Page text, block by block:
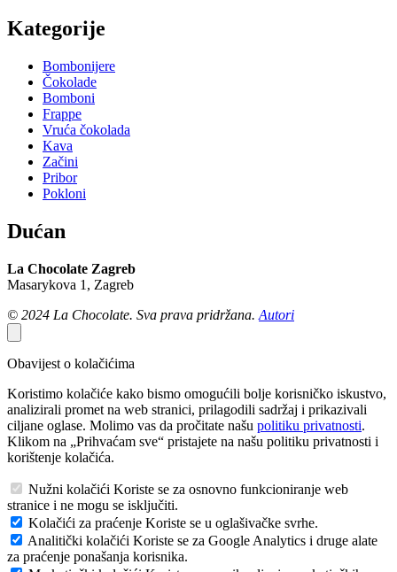
Kategorije
Bombonijere
Čokolade
Bomboni
Frappe
Vruća čokolada
Kava
Začini
Pribor
Pokloni
Dućan
La Chocolate Zagreb
Masarykova 1, Zagreb
© 2024 La Chocolate. Sva prava pridržana. Autori